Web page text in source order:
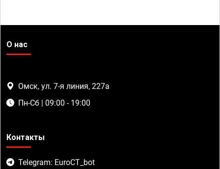
О нас
Омск, ул. 7-я линия, 227а
Пн-Сб | 09:00 - 19:00
Контакты
Telegram: EuroCT_bot